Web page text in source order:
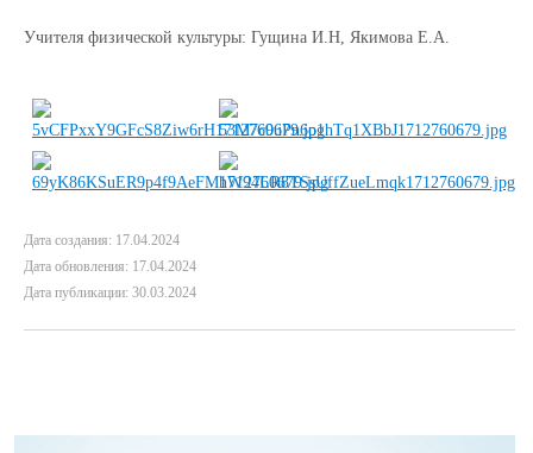
Учителя физической культуры: Гущина И.Н, Якимова Е.А.
Дата создания: 17.04.2024
Дата обновления: 17.04.2024
Дата публикации: 30.03.2024